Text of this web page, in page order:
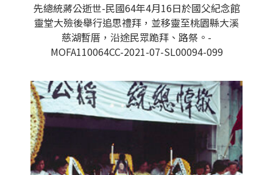
先總統蔣公逝世-民國64年4月16日於國父紀念館
靈堂大殮後舉行追思禮拜，並移靈至桃園縣大溪
慈湖暫厝，沿途民眾跪拜、路祭。-
MOFA110064CC-2021-07-SL00094-099